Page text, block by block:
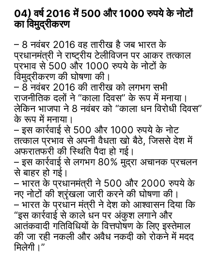
04) वर्ष 2016 में 500 और 1000 रुपये के नोटों
का विमुद्रीकरण
– 8 नवंबर 2016 वह तारीख है जब भारत के
प्रधानमंत्री ने राष्ट्रीय टेलीविजन पर आकर तत्काल
प्रभाव से 500 और 1000 रुपये के नोटों के
विमुद्रीकरण की घोषणा की।
– 8 नवंबर 2016 की तारीख को लगभग सभी
राजनीतिक दलों ने “काला दिवस” ​​के रूप में मनाया।
लेकिन भाजपा ने 8 नवंबर को “काला धन विरोधी दिवस”
​​के रूप में मनाया।
– इस कार्रवाई से 500 और 1000 रुपये के नोट
तत्काल प्रभाव से अपनी वैधता खो बैठे, जिससे देश में
अफरातफरी की स्थिति पैदा हो गई।
– इस कार्रवाई से लगभग 80% मुद्रा अचानक प्रचलन
से बाहर हो गई।
– भारत के प्रधानमंत्री ने 500 और 2000 रुपये के
नए नोटों की श्रृंखला जारी करने की घोषणा की।
– भारत के प्रधान मंत्री ने देश को आश्वासन दिया कि
“इस कार्रवाई से काले धन पर अंकुश लगाने और
आतंकवादी गतिविधियों के वित्तपोषण के लिए इस्तेमाल
की जा रही नकली और अवैध नकदी को रोकने में मदद
मिलेगी।”